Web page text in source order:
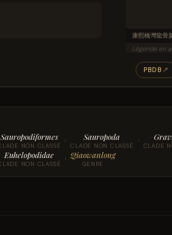
康熙橋灣龍骨
Légende en
PBDB ↗
Sauropodiformes
NON CLASSÉ › Sauropoda
CLADE NON CLASSÉ › CLADE
Euhelopodidae
NON CLASSÉ › Qiaowanlong
GENRE